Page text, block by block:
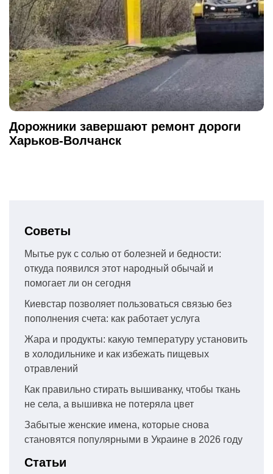
Дорожники завершают ремонт дороги
Харьков-Волчанск
Советы
Мытье рук с солью от болезней и бедности:
откуда появился этот народный обычай и
помогает ли он сегодня
Киевстар позволяет пользоваться связью без
пополнения счета: как работает услуга
Жара и продукты: какую температуру установить
в холодильнике и как избежать пищевых
отравлений
Как правильно стирать вышиванку, чтобы ткань
не села, а вышивка не потеряла цвет
Забытые женские имена, которые снова
становятся популярными в Украине в 2026 году
Статьи